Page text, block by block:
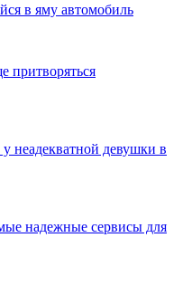
в яму автомобиль
притворяться
неадекватной девушки в
надежные сервисы для